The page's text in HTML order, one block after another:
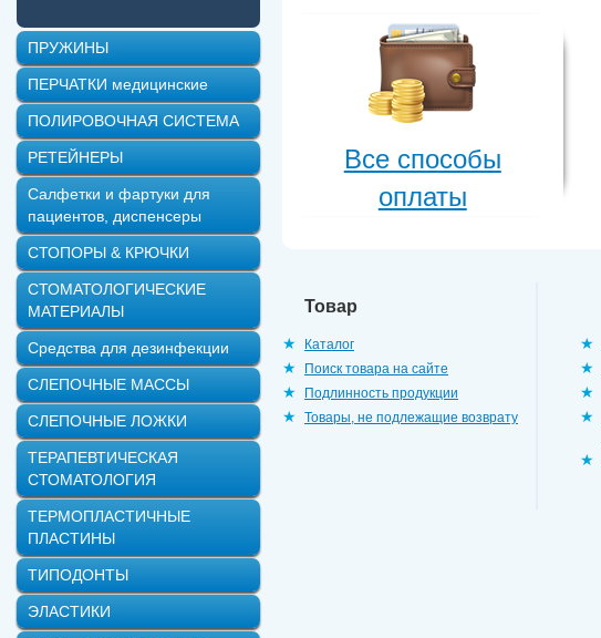
Все способы
оплаты
Товар
Каталог
Поиск товара на сайте
Подлинность продукции
Товары, не подлежащие возврату
ПРУЖИНЫ
ПЕРЧАТКИ медицинские
ПОЛИРОВОЧНАЯ СИСТЕМА
РЕТЕЙНЕРЫ
Салфетки и фартуки для
пациентов, диспенсеры
СТОПОРЫ & КРЮЧКИ
СТОМАТОЛОГИЧЕСКИЕ
МАТЕРИАЛЫ
Средства для дезинфекции
СЛЕПОЧНЫЕ МАССЫ
СЛЕПОЧНЫЕ ЛОЖКИ
ТЕРАПЕВТИЧЕСКАЯ
СТОМАТОЛОГИЯ
ТЕРМОПЛАСТИЧНЫЕ
ПЛАСТИНЫ
ТИПОДОНТЫ
ЭЛАСТИКИ